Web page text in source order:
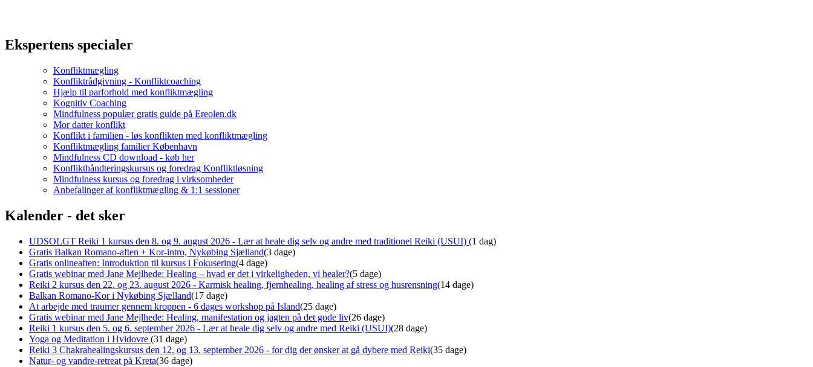
Ekspertens specialer
Konfliktmægling
Konfliktrådgivning - Konfliktcoaching
Hjælp til parforhold med konfliktmægling
Kognitiv Coaching
Mindfulness populær gratis guide på Ereolen.dk
Mor datter konflikt
Konflikt i familien - løs konflikten med konfliktmægling
Konfliktmægling familier København
Mindfulness CD download - køb her
Konflikthåndteringskursus og foredrag Konfliktløsning
Mindfulness kursus og foredrag i virksomheder
Anbefalinger af konfliktmægling & 1:1 sessioner
Kalender - det sker
UDSOLGT Reiki 1 kursus den 8. og 9. august 2026 - Lær at heale dig selv og andre med traditionel Reiki (USUI) (1 dag)
Gratis Balkan Romano-aften + Kor-intro, Nykøbing Sjælland(3 dage)
Gratis onlineaften: Introduktion til kursus i Fokusering(4 dage)
Gratis webinar med Jane Mejlhede: Healing – hvad er det i virkeligheden, vi healer?(5 dage)
Reiki 2 kursus den 22. og 23. august 2026 - Karmisk healing, fjernhealing, healing af stress og husrensning(14 dage)
Balkan Romano-Kor i Nykøbing Sjælland(17 dage)
At arbejde med traumer gennem kroppen - 6 dages workshop på Island(25 dage)
Gratis webinar med Jane Mejlhede: Healing, manifestation og jagten på det gode liv(26 dage)
Reiki 1 kursus den 5. og 6. september 2026 - Lær at heale dig selv og andre med Reiki (USUI)(28 dage)
Yoga og Meditation i Hvidovre (31 dage)
Reiki 3 Chakrahealingskursus den 12. og 13. september 2026 - for dig der ønsker at gå dybere med Reiki(35 dage)
Natur- og vandre-retreat på Kreta(36 dage)